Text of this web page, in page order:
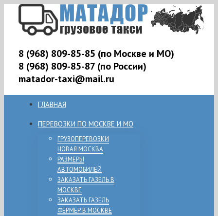
8 (968) 809-85-85 (по Москве и МО)
8 (968) 809-85-87 (по России)
matador-taxi@mail.ru
ГЛАВНАЯ
ПЕРЕВОЗКИ ПО МОСКВЕ И МО
ГРУЗОПЕРЕВОЗКИ
НОВАЯ МОСКВА
РАЗМЕРЫ
АВТОМОБИЛЕЙ
ЗАКАЗАТЬ ГАЗЕЛЬ В
МОСКВЕ
ЗАКАЗАТЬ ГАЗЕЛЬ
ФЕРМЕР В МОСКВЕ